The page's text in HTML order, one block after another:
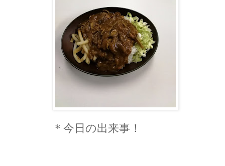
＊今日の出来事！